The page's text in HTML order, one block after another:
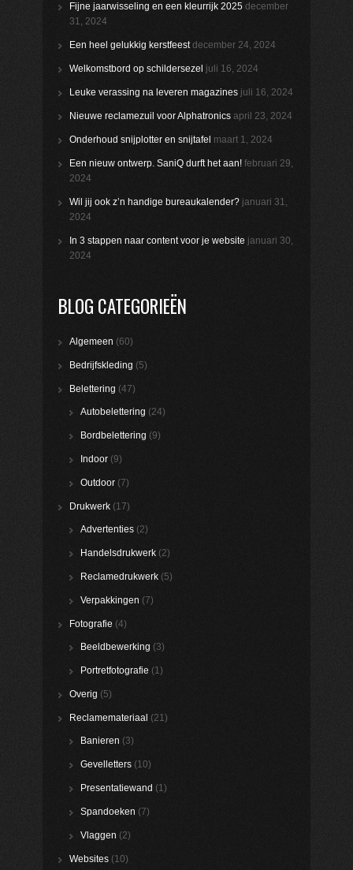
Fijne jaarwisseling en een kleurrijk 2025 december
31, 2024
Een heel gelukkig kerstfeest december 24, 2024
Welkomstbord op schildersezel juli 16, 2024
Leuke verassing na leveren magazines juli 16, 2024
Nieuwe reclamezuil voor Alphatronics april 23, 2024
Onderhoud snijplotter en snijtafel maart 1, 2024
Een nieuw ontwerp. SaniQ durft het aan! februari 29,
2024
Wil jij ook z’n handige bureaukalender? januari 31,
2024
In 3 stappen naar content voor je website januari 30,
2024
BLOG CATEGORIEËN
Algemeen (60)
Bedrijfskleding (5)
Belettering (47)
Autobelettering (24)
Bordbelettering (9)
Indoor (9)
Outdoor (7)
Drukwerk (17)
Advertenties (2)
Handelsdrukwerk (2)
Reclamedrukwerk (5)
Verpakkingen (7)
Fotografie (4)
Beeldbewerking (3)
Portretfotografie (1)
Overig (5)
Reclamemateriaal (21)
Banieren (3)
Gevelletters (10)
Presentatiewand (1)
Spandoeken (7)
Vlaggen (2)
Websites (10)